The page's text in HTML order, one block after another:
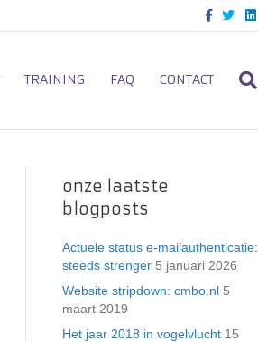
c
o
o
T
i
e
L
n
d
TRAINING FAQ CONTACT
onze laatste
blogposts
Actuele status e-mailauthenticatie:
steeds strenger 5 januari 2026
Website stripdown: cmbo.nl 5
maart 2019
Het jaar 2018 in vogelvlucht 15